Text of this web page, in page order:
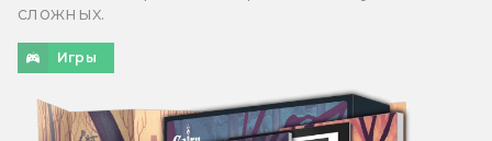
сложных.
Игры